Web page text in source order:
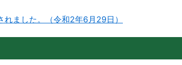
ました。（令和2年6月29日）